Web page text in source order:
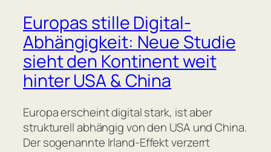
Europas stille Digital-
Abhängigkeit: Neue Studie
sieht den Kontinent weit
hinter USA & China
Europa erscheint digital stark, ist aber
strukturell abhängig von den USA und China.
Der sogenannte Irland-Effekt verzerrt